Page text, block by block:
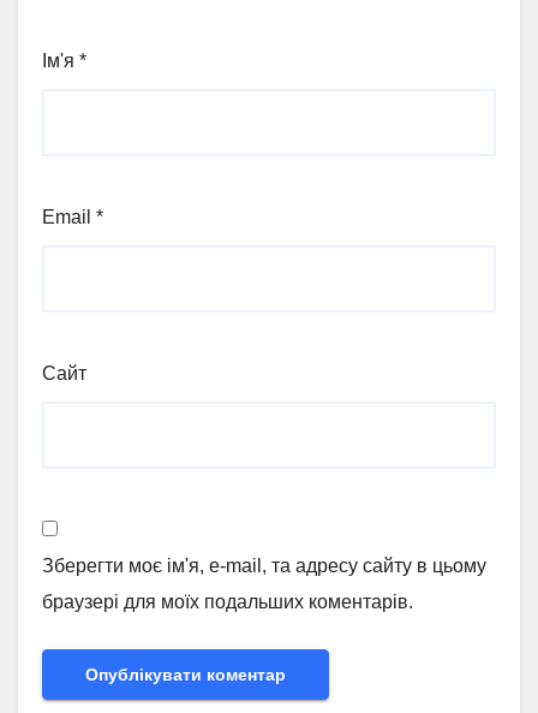
Ім'я *
Email *
Сайт
Зберегти моє ім'я, e-mail, та адресу сайту в цьому
браузері для моїх подальших коментарів.